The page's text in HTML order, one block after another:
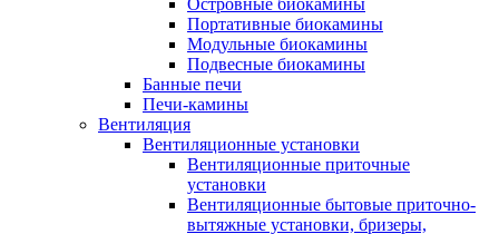
Портативные биокамины
Модульные биокамины
Подвесные биокамины
Банные печи
Печи-камины
Вентиляция
Вентиляционные установки
Вентиляционные приточные
установки
Вентиляционные бытовые приточно-
вытяжные установки, бризеры,